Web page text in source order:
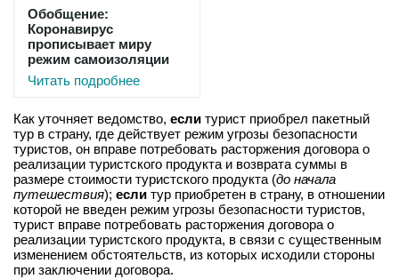
Обобщение:
Коронавирус
прописывает миру
режим самоизоляции
Читать подробнее
Как уточняет ведомство, если турист приобрел пакетный
тур в страну, где действует режим угрозы безопасности
туристов, он вправе потребовать расторжения договора о
реализации туристского продукта и возврата суммы в
размере стоимости туристского продукта (до начала
путешествия); если тур приобретен в страну, в отношении
которой не введен режим угрозы безопасности туристов,
турист вправе потребовать расторжения договора о
реализации туристского продукта, в связи с существенным
изменением обстоятельств, из которых исходили стороны
при заключении договора.